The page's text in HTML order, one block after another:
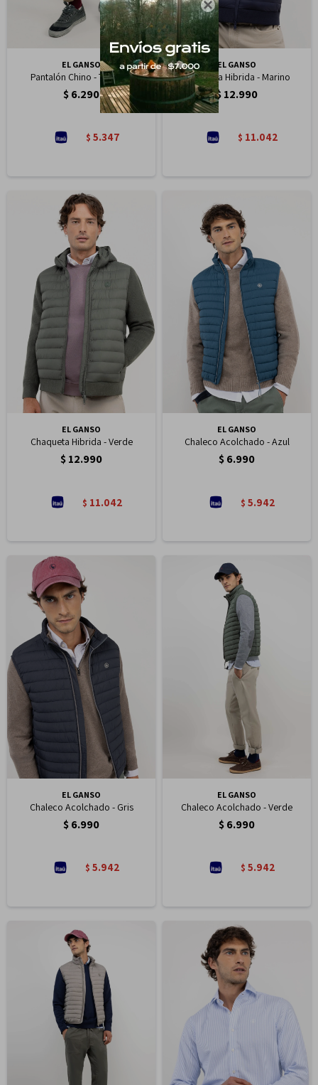

EL GANSO
Pantalón Chino - Tostado
$6.290
$ 5.347
EL GANSO
Chaqueta Hibrida - Marino
$12.990
$ 11.042
EL GANSO
Chaqueta Hibrida - Verde
$12.990
$ 11.042
EL GANSO
Chaleco Acolchado - Azul
$6.990
$ 5.942
EL GANSO
Chaleco Acolchado - Gris
$6.990
$ 5.942
EL GANSO
Chaleco Acolchado - Verde
$6.990
$ 5.942